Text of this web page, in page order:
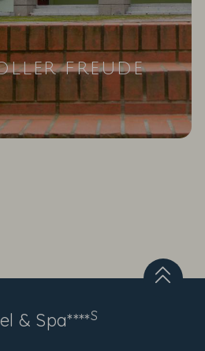
FREUDE
für die Klassenfahrt der
& Spa****S